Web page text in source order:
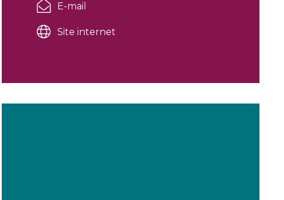
E-mail
Site internet